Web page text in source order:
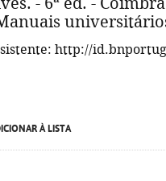
http://
À LISTA